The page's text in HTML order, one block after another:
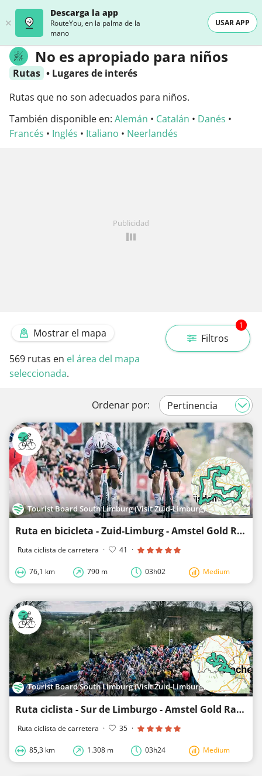
Descarga la app
RouteYou, en la palma de la
mano
USAR APP
No es apropiado para niños
Rutas • Lugares de interés
Rutas que no son adecuados para niños.
También disponible en: Alemán • Catalán • Danés •
Francés • Inglés • Italiano • Neerlandés
Publicidad
Filtros
1
Mostrar el mapa
569 rutas en el área del mapa
seleccionada.
Ordenar por:
Tourist Board South Limburg (Visit Zuid-Limburg)
Ruta en bicicleta - Zuid-Limburg - Amstel Gold Race-Lus 3
Ruta ciclista de carretera · 41 ·
76,1 km 790 m 03h02 Medium
Tourist Board South Limburg (Visit Zuid-Limburg)
Ruta ciclista - Sur de Limburgo - Amstel Gold Race-Lazo 2
Ruta ciclista de carretera · 35 ·
85,3 km 1.308 m 03h24 Medium